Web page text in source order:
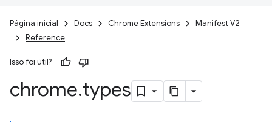
Página inicial Docs Chrome Extensions
Manifest V2
Reference
Isso foi útil?
chrome.types